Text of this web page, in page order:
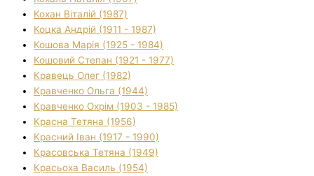
Кохан Віталій (1987)
Коцка Андрій (1911 - 1987)
Кошова Марія (1925 - 1984)
Кошовий Степан (1921 - 1977)
Кравець Олег (1982)
Кравченко Ольга (1944)
Кравченко Охрім (1903 - 1985)
Красна Тетяна (1956)
Красний Іван (1917 - 1990)
Красовська Тетяна (1949)
Красьоха Василь (1954)